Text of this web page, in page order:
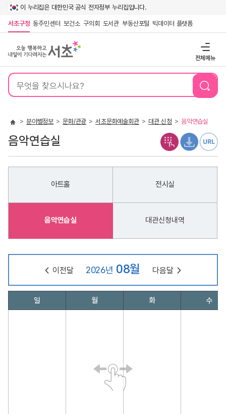
이 누리집은 대한민국 공식 전자정부 누리집입니다.
서초구청 동주민센터 보건소 구의회 도서관 부동산포털 빅데이터 플랫폼
전체메뉴
통
검
분야별정보 문화/관광 서초문화예술회관 대관 신청 음악연습실
음악연습실
아트홀 전시실
음악연습실 대관신청내역
이전달 2026년 08월 다음달
짜
일 월 화 수